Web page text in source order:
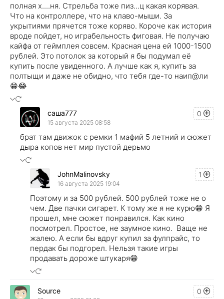
полная х....ня. Стрельба тоже пиз...ц какая корявая.
Что на контроллере, что на клаво-мыши. За
укрытиями прячется тоже коряво. Короче как история
вроде пойдет, но играбельность фиговая. Не получаю
кайфа от геймплея совсем. Красная цена ей 1000-1500
рублей. Это потолок за который я бы подумал её
купить после увиденного. А лучше как я, купить за
полтыщи и даже не обидно, что тебя где-то наип@ли
😁😂
0
саша777
15 августа 2025 08:58
брат там движок с ремки 1 мафий 5 летний и сюжет
дыра копов нет мир пустой дерьмо
1
JohnMalinovsky
16 августа 2025 19:04
Поэтому и за 500 рублей. 500 рублей тоже не о
чем. Две пачки сигарет. К тому же я не курю😁 Я
прошел, мне сюжет понравился. Как кино
посмотрел. Простое, не заумное кино. Ваще не
жалею. А если бы вдруг купил за фулпрайс, то
пердак бы подгорел. Нельзя такие игры
продавать дороже штукаря😁
0
Source